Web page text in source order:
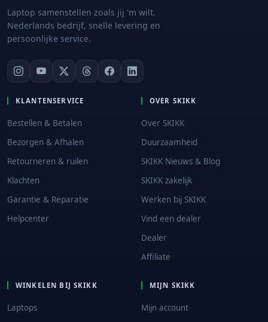
Laptop samenstellen zoals jij 'm wilt.
Nederlands bedrijf, snelle levering en
persoonlijke service.
KLANTENSERVICE
Bestellen & Betalen
Bezorgen & Afhalen
Retourneren & ruilen
Klachten
Garantie & Reparatie
Helpcenter
OVER SKIKK
Over SKIKK
Duurzaamheid
SKIKK Nieuws & Blog
SKIKK zakelijk
Werken bij SKIKK
Vind een dealer
Dealer
Affiliate
WINKELEN BIJ SKIKK
Laptops
MIJN SKIKK
Mijn account